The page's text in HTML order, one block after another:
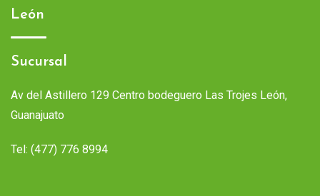
León
Sucursal
Av del Astillero 129 Centro bodeguero Las Trojes León,
Guanajuato
Tel: (477) 776 8994